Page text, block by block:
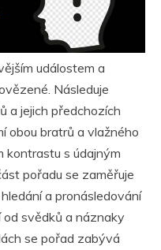
událostem a
Následuje
a jejich předchozích
obou bratrů a vlažného
kontrastu s údajným
pořadu se zaměřuje
a pronásledování
svědků a náznaky
se pořad zabývá